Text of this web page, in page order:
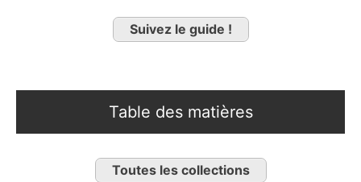
Suivez le guide !
Table des matières
Toutes les collections